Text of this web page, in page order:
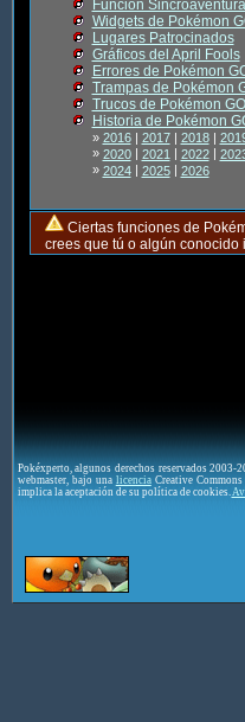
Función Sincroaventura
Widgets de Pokémon
Lugares Patrocinados
Gráficos del April Fools
Errores de Pokémon
Trampas de Pokémon
Trucos de Pokémon GO
Historia de Pokémon
» 2016| 2017| 2018|
» 2020| 2021| 2022|
» 2024| 2025| 2026
Ciertas funciones de
crees que tú o algún
Pokéxperto, algunos derechos reservados
webmaster, bajo una licenciaCreative
implica la aceptación de su política de cookies.